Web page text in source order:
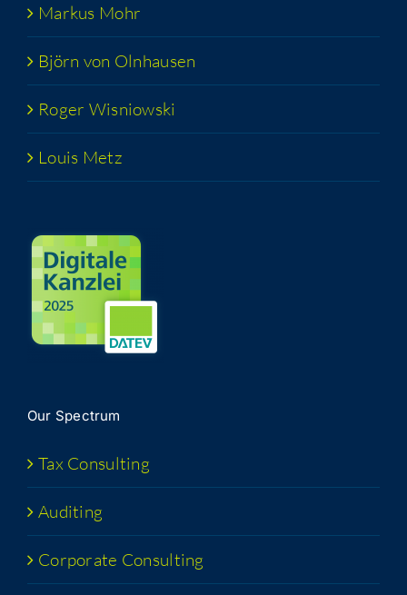
Markus Mohr
Björn von Olnhausen
Roger Wis­niows­ki
Louis Metz
Our Spec­trum
Tax Con­sult­ing
Audit­ing
Cor­po­rate Consulting